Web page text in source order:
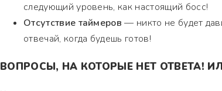
следующий уровень, как настоящий босс!
Отсутствие таймеров — никто не будет
отвечай, когда будешь готов!
ВОПРОСЫ, НА КОТОРЫЕ НЕТ ОТВЕТА!